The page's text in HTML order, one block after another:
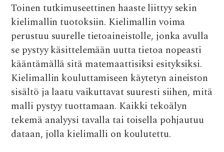
Toinen tutkimuseettinen haaste liittyy sekin
kielimallin tuotoksiin. Kielimallin voima
perustuu suurelle tietoaineistolle, jonka avulla
se pystyy käsittelemään uutta tietoa nopeasti
kääntämällä sitä matemaattisiksi esityksiksi.
Kielimallin kouluttamiseen käytetyn aineiston
sisältö ja laatu vaikuttavat suuresti siihen, mitä
malli pystyy tuottamaan. Kaikki tekoälyn
tekemä analyysi tavalla tai toisella pohjautuu
dataan, jolla kielimalli on koulutettu.